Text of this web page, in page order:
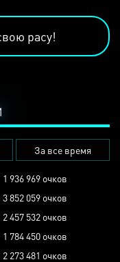
расу!
За все время
1 936 969 очков
3 852 059 очков
2 457 532 очков
1 784 450 очков
2 273 481 очков